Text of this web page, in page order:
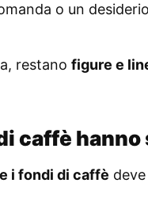
o un
restano figure e
caffè
i fondi di caffè